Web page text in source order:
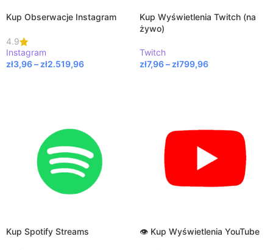
Kup Obserwacje Instagram
4.9
Instagram
zł3,96– zł2.519,96
Kup Wyświetlenia Twitch (na
żywo)
Twitch
zł7,96– zł799,96
Kup Spotify Streams 👁️ Kup Wyświetlenia YouTube